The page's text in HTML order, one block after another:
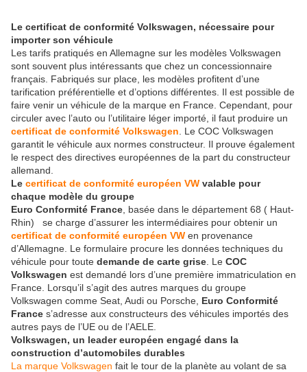
Le certificat de conformité Volkswagen, nécessaire pour
importer son véhicule
Les tarifs pratiqués en Allemagne sur les modèles Volkswagen
sont souvent plus intéressants que chez un concessionnaire
français. Fabriqués sur place, les modèles profitent d’une
tarification préférentielle et d’options différentes. Il est possible de
faire venir un véhicule de la marque en France. Cependant, pour
circuler avec l’auto ou l’utilitaire léger importé, il faut produire un
certificat de conformité Volkswagen . Le COC Volkswagen
garantit le véhicule aux normes constructeur. Il prouve également
le respect des directives européennes de la part du constructeur
allemand.
Le certificat de conformité européen VW valable pour
chaque modèle du groupe
Euro Conformité France , basée dans le département 68 ( Haut-
Rhin) se charge d’assurer les intermédiaires pour obtenir un
certificat de conformité européen VW en provenance
d’Allemagne. Le formulaire procure les données techniques du
véhicule pour toute demande de carte grise . Le COC
Volkswagen est demandé lors d’une première immatriculation en
France. Lorsqu’il s’agit des autres marques du groupe
Volkswagen comme Seat, Audi ou Porsche, Euro Conformité
France s’adresse aux constructeurs des véhicules importés des
autres pays de l’UE ou de l’AELE.
Volkswagen, un leader européen engagé dans la
construction d’automobiles durables
La marque Volkswagen fait le tour de la planète au volant de sa